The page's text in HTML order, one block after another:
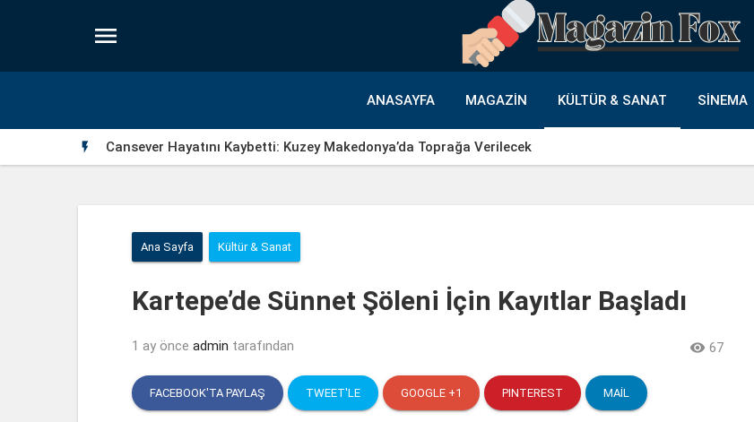

ANASAYFA MAGAZIN KÜLTÜR & SANAT SINEMA
 Cansever Hayatını Kaybetti: Kuzey Makedonya’da Toprağa Verilecek
Ana Sayfa Kültür & Sanat
Kartepe’de Sünnet Şöleni İçin Kayıtlar Başladı
1 ay önce admin tarafından  67
FACEBOOK'TA PAYLAŞ TWEET'LE GOOGLE +1 PINTEREST MAIL